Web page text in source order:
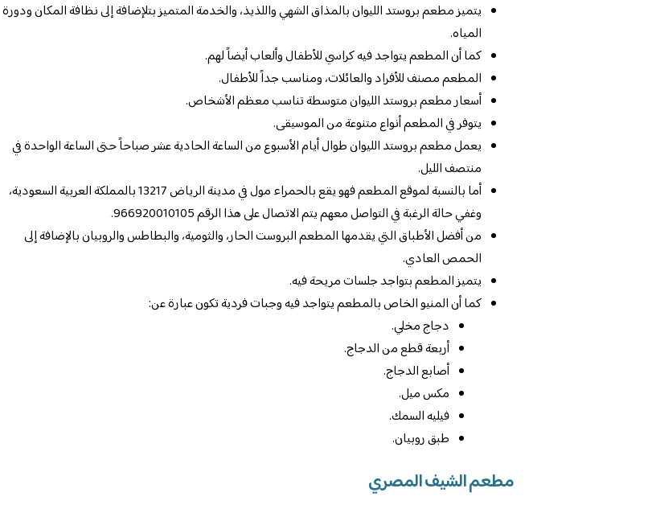
يتميز مطعم بروستد الليوان بالمذاق الشهي واللذيذ، والخدمة المتميز بتلإضافة إلى نظافة المكان ودورة
المياه.
كما أن المطعم يتواجد فيه كراسي للأطفال وألعاب أيضاً لهم.
المطعم مصنف للأفراد والعائلات، ومناسب جداً للأطفال.
أسعار مطعم بروستد الليوان متوسطة تناسب معظم الأشخاص.
يتوفر في المطعم أنواع متنوعة من الموسيقى.
يعمل مطعم بروستد الليوان طوال أيام الأسبوع من الساعة الحادية عشر صباحاً حتى الساعة الواحدة في
منتصف الليل.
أما بالنسبة لموقع المطعم فهو يقع بالحمراء مول في مدينة الرياض 13217 بالمملكة العربية السعودية،
وغفي حالة الرغبة في التواصل معهم يتم الاتصال على هذا الرقم 966920010105.
من أفضل الأطباق التي يقدمها المطعم البروست الحار، والثومية، والبطاطس والروبيان بالإضافة إلى
الحمص العادي.
يتميز المطعم بتواجد جلسات مريحة فيه.
كما أن المنيو الخاص بالمطعم يتواجد فيه وجبات فردية تكون عبارة عن:
دجاج مخلي.
أربعة قطع من الدجاج.
أصابع الدجاج.
مكس ميل.
فيليه السمك.
طبق روبيان.
مطعم الشيف المصري